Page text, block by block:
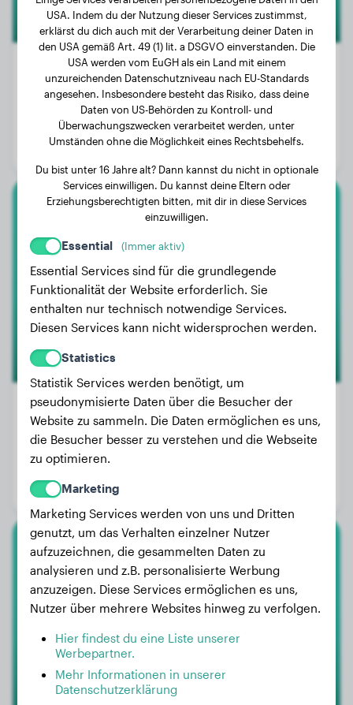
Gewicht:
Alter:
2 Jahre, 6 Monate
Dalmatiner
Fredbert
Gewicht:
27 kg
Alter:
Geschlecht:
Akita Inu
Dottie
USA. Indem du der Nutzung dieser Services zustimmst,
erklärst du dich auch mit der Verarbeitung deiner Daten in
den USA gemäß Art. 49 (1) lit. a DSGVO einverstanden. Die
USA werden vom EuGH als ein Land mit einem
unzureichenden Datenschutzniveau nach EU-Standards
angesehen. Insbesondere besteht das Risiko, dass deine
Daten von US-Behörden zu Kontroll- und
Überwachungszwecken verarbeitet werden, unter
Umständen ohne die Möglichkeit eines Rechtsbehelfs.
Du bist unter 16 Jahre alt? Dann kannst du nicht in optionale
Services einwilligen. Du kannst deine Eltern oder
Erziehungsberechtigten bitten, mit dir in diese Services
einzuwilligen.
Essential (Immer aktiv)
Essential Services sind für die grundlegende
Funktionalität der Website erforderlich. Sie
enthalten nur technisch notwendige Services.
Diesen Services kann nicht widersprochen werden.
Statistics
Statistik Services werden benötigt, um
pseudonymisierte Daten über die Besucher der
Website zu sammeln. Die Daten ermöglichen es uns,
die Besucher besser zu verstehen und die Webseite
zu optimieren.
Marketing
Marketing Services werden von uns und Dritten
genutzt, um das Verhalten einzelner Nutzer
aufzuzeichnen, die gesammelten Daten zu
analysieren und z.B. personalisierte Werbung
anzuzeigen. Diese Services ermöglichen es uns,
Nutzer über mehrere Websites hinweg zu verfolgen.
Hier findest du eine Liste unserer
Werbepartner.
Mehr Informationen in unserer
Datenschutzerklärung